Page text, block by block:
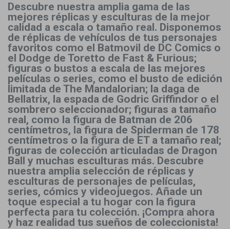
Descubre nuestra amplia gama de las
mejores réplicas y esculturas de la mejor
calidad a escala o tamaño real. Disponemos
de réplicas de vehículos de tus personajes
favoritos como el Batmovil de DC Comics o
el Dodge de Toretto de Fast & Furious;
figuras o bustos a escala de las mejores
películas o series, como el busto de edición
limitada de The Mandalorian; la daga de
Bellatrix, la espada de Godric Griffindor o el
sombrero seleccionador; figuras a tamaño
real, como la figura de Batman de 206
centímetros, la figura de Spiderman de 178
centímetros o la figura de ET a tamaño real;
figuras de colección articuladas de Dragon
Ball y muchas esculturas más. Descubre
nuestra amplia selección de réplicas y
esculturas de personajes de películas,
series, cómics y videojuegos. Añade un
toque especial a tu hogar con la figura
perfecta para tu colección. ¡Compra ahora
y haz realidad tus sueños de coleccionista!